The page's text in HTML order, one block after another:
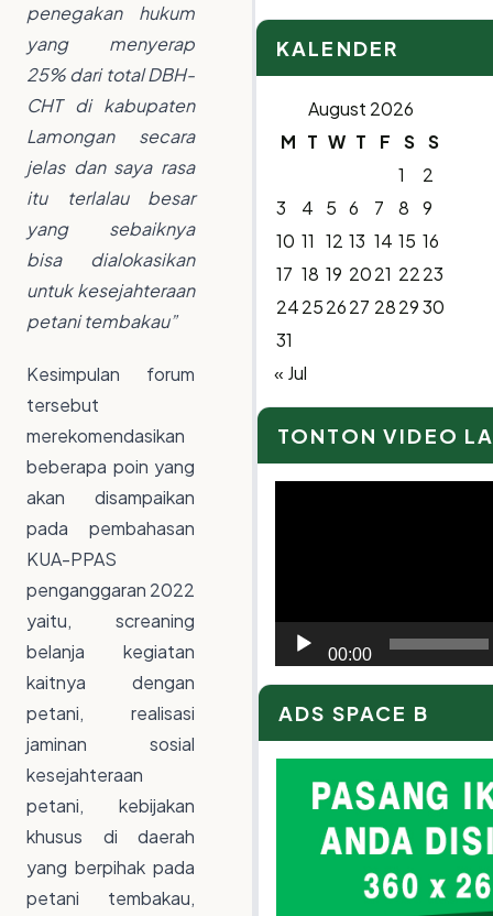
penegakan hukum
yang menyerap
25% dari total DBH-
CHT di kabupaten
Lamongan secara
jelas dan saya rasa
itu terlalau besar
yang sebaiknya
bisa dialokasikan
untuk kesejahteraan
petani tembakau”
Kesimpulan forum
tersebut
merekomendasikan
beberapa poin yang
akan disampaikan
pada pembahasan
KUA-PPAS
penganggaran 2022
yaitu, screaning
belanja kegiatan
kaitnya dengan
petani, realisasi
jaminan sosial
kesejahteraan
petani, kebijakan
khusus di daerah
yang berpihak pada
petani tembakau,
KALENDER
August 2026
M T W T F S S
1
2
3
4 5 6 7 8
9
10 11 12 13 14 15 16
17 18 19 2021 2223
24252627 282930
31
« Jul
TONTON VIDEO
00:00
ADS SPACE B